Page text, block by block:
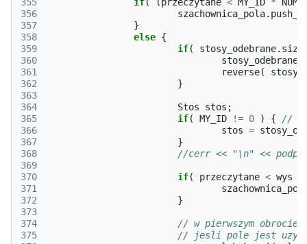
356
357
358
359
360
361
362
363
364
365
366
367
368
369
370
371
372
373
374
375
szachownica_pola.
}
else {
if( stosy_odebrane. size
stosy_odebrane
reverse(
}
Stos stos ;
if( MY_ID != 0 ) {
//
stos =
}
//cerr << "\n" <<
if( przeczytane < wys
}
// w pierwszym obrocie
// jesli pole jest